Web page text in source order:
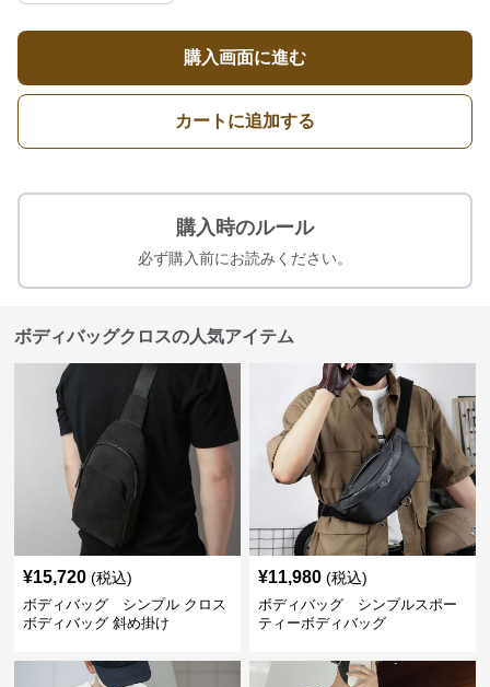
購入画面に進む
カートに追加する
購入時のルール
必ず購入前にお読みください。
ボディバッグクロスの人気アイテム
¥15,720 (税込)
ボディバッグ シンプル クロス
ボディバッグ 斜め掛け
¥11,980 (税込)
ボディバッグ シンプルスポー
ティーボディバッグ